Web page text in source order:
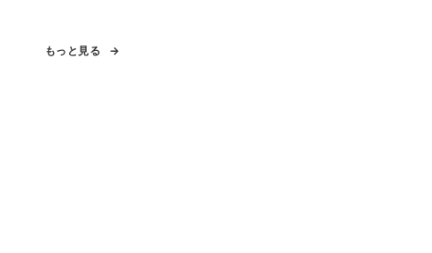
もっと見る